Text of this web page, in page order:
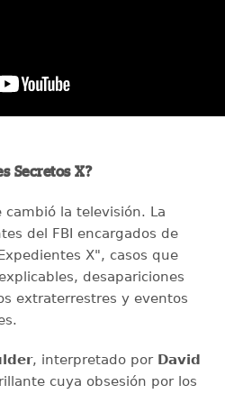
Secretos X?
la televisión. La
del FBI encargados de
X", casos que
desapariciones
extraterrestres y eventos
, interpretado por David
cuya obsesión por los